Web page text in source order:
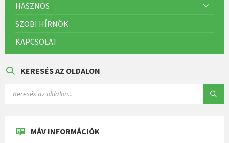
HASZNOS
SZOBI HÍRNÖK
KAPCSOLAT
KERESÉS AZ OLDALON
MÁV INFORMÁCIÓK